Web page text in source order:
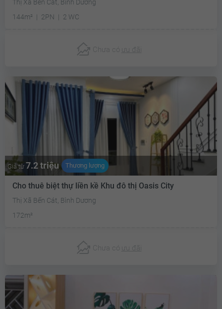
Thị Xã Bến Cát, Bình Dương
144m²
2PN 2 WC
Chưa có ưu đãi
Giá từ 7.2 triệu Thương lượng
Cho thuê biệt thự liền kề Khu đô thị Oasis City
Thị Xã Bến Cát, Bình Dương
172m²
Chưa có ưu đãi